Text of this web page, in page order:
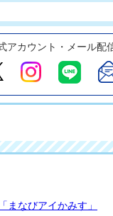
アカウント・メール配
まなびアイかみす」